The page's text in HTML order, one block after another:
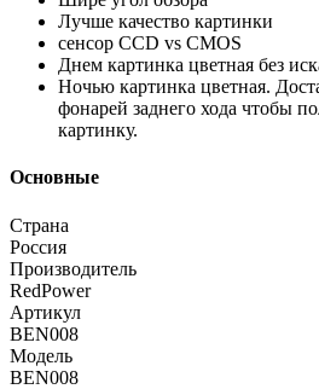
Лучше качество картинки
сенсор CCD vs CMOS
Днем картинка цветная без
Ночью картинка цветная.
фонарей заднего хода чтобы
картинку.
Основные
Страна
Россия
Производитель
RedPower
Артикул
BEN008
Модель
BEN008